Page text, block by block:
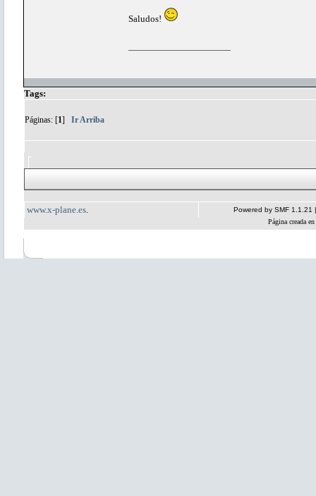
Saludos!
Tags:
Páginas: [1] Ir Arriba
www.x-plane.es Powered by SMF 1.1.21
Página creada